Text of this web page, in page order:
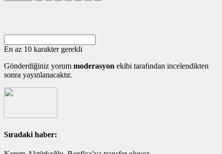
En az 10 karakter gerekli
Gönderdiğiniz yorum moderasyon ekibi tarafından incelendikten
sonra yayınlanacaktır.
Sıradaki haber: